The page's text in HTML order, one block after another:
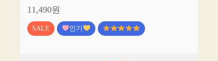
11,490원
SALE 인기